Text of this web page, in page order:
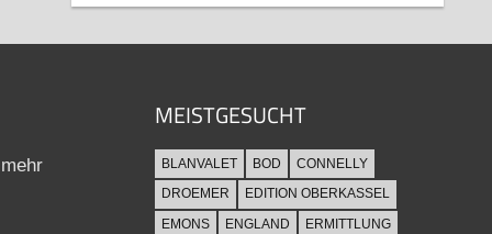
MEISTGESUCHT
BLANVALET BOD
CONNELLY
DROEMER
EDITION OBERKASSEL
EMONS
ENGLAND
ERMITTLUNG